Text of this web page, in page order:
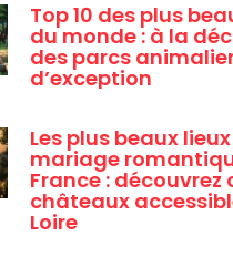
Top 10 des plus
du monde : à la
des parcs
d’exception
Les plus beaux
mariage
France : découvrez
châteaux
Loire